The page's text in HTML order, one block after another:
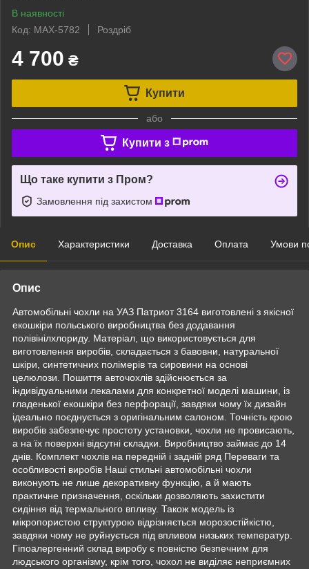
В наявності
Код: MAX-5782
Роздріб
4 700 ₴
Купити
або
Купити з
Що таке купити з Пром?
Замовлення під захистом
Опис Характеристики Доставка Оплата Умови
Опис
Автомобільні чохли на УАЗ Патриот 3164 виготовлені з якісної
екошкіри польського виробництва без додавання
полівінілхлориду. Матеріал, що використовується для
виготовлення виробів, складається з бавовни, натуральної
шкіри, синтетичних полімерів та сировини на основі
целюлози. Пошиття авточохлів здійснюється за
індивідуальними лекалами для конкретної моделі машини, із
гладенької екошкіри без перфорації, завдяки чому їх дизайн
ідеально поєднується з оригінальним салоном. Точність крою
виробів забезпечує простоту установки, чохли не провисають,
а на їх поверхні відсутні складки. Виробництво займає до 14
днів. Комплект чохлів на передній і задній ряд Переваги та
особливості виробів Наші стильні автомобільні чохли
виконують не лише декоративну функцію, а й мають
практичне призначення, оскільки дозволяють захистити
сидіння від термального впливу. Також модель із
мікропористою структурою відрізняється морозостійкістю,
завдяки чому не руйнується під впливом низьких температур.
Гіпоалергенний склад виробу є повністю безпечним для
людського організму, крім того, чохол не виділяє неприємних